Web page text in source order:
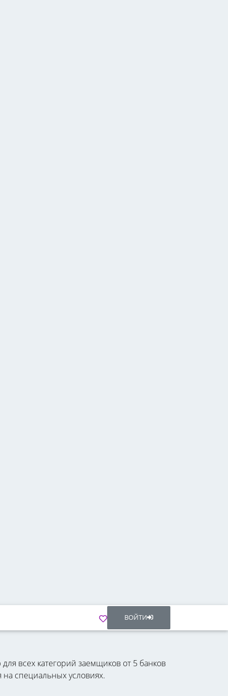
ВОЙТИ
всех категорий заемщиков от 5 банков
на специальных условиях.